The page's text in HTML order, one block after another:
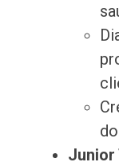
Junior